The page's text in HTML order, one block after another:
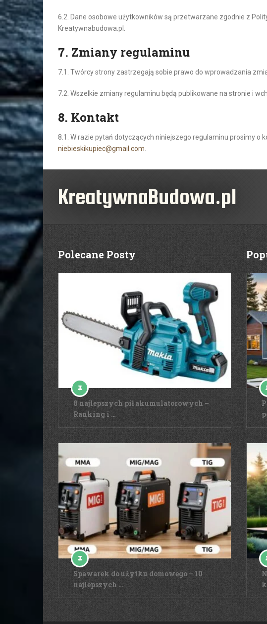
6.2. Dane osobowe użytkowników są przetwarzane zgodnie z
Kreatywnabudowa.pl.
7. Zmiany regulaminu
7.1. Twórcy strony zastrzegają sobie prawo do wprowadzania
7.2. Wszelkie zmiany regulaminu będą publikowane na stronie i
8. Kontakt
8.1. W razie pytań dotyczących niniejszego regulaminu prosimy o
niebieskikupiec@gmail.com
KreatywnaBudowa.pl
Polecane Posty
8 najlepszych pił akumulatorowych –
Ranking i …
Spawarek do użytku domowego – 10
najlepszych …